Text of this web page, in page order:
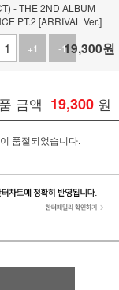
- THE 2ND ALBUM
PT.2 [ARRIVAL Ver.]
+1
-119,300원
금액 19,300 원
품절되었습니다.